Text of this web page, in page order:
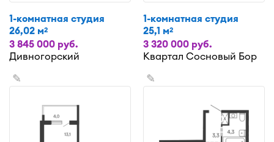
1-комнатная студия
26,02 м2
3 845 000 руб.
Дивногорский
1-комнатная студия
25,1 м2
3 320 000 руб.
Квартал Сосновый Бор
✎ ✎